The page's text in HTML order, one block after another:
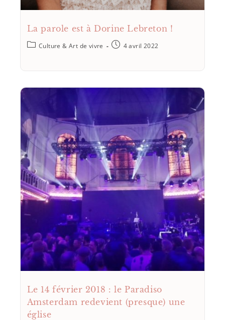
La parole est à Dorine Lebreton !
Culture & Art de vivre 4 avril 2022
Le 14 février 2018 : le Paradiso
Amsterdam redevient (presque) une
église